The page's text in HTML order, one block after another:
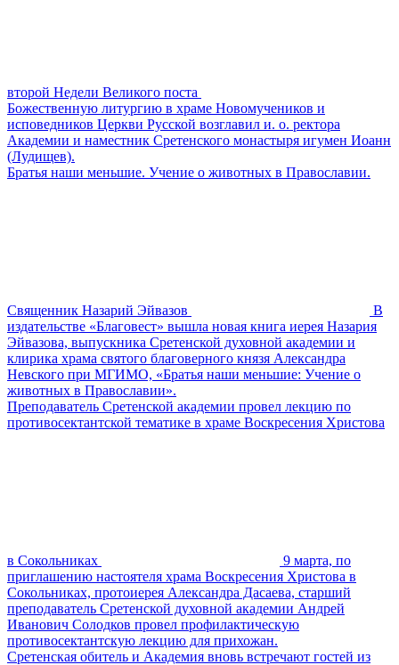
второй Недели Великого поста
Божественную литургию в храме Новомучеников и
исповедников Церкви Русской возглавил и. о. ректора
Академии и наместник Сретенского монастыря игумен Иоанн
(Лудищев).
Братья наши меньшие. Учение о животных в Православии.
Священник Назарий Эйвазов
В
издательстве «Благовест» вышла новая книга иерея Назария
Эйвазова, выпускника Сретенской духовной академии и
клирика храма святого благоверного князя Александра
Невского при МГИМО, «Братья наши меньшие: Учение о
животных в Православии».
Преподаватель Сретенской академии провел лекцию по
противосектантской тематике в храме Воскресения Христова
в Сокольниках
9 марта, по
приглашению настоятеля храма Воскресения Христова в
Сокольниках, протоиерея Александра Дасаева, старший
преподаватель Сретенской духовной академии Андрей
Иванович Солодков провел профилактическую
противосектантскую лекцию для прихожан.
Сретенская обитель и Академия вновь встречают гостей из